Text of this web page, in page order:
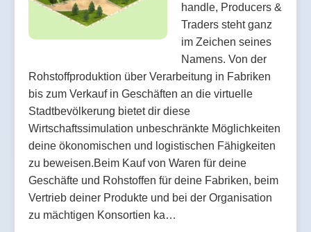
handle, Producers &
Traders steht ganz
im Zeichen seines
Namens. Von der
Rohstoffproduktion über Verarbeitung in Fabriken
bis zum Verkauf in Geschäften an die virtuelle
Stadtbevölkerung bietet dir diese
Wirtschaftssimulation unbeschränkte Möglichkeiten
deine ökonomischen und logistischen Fähigkeiten
zu beweisen.Beim Kauf von Waren für deine
Geschäfte und Rohstoffen für deine Fabriken, beim
Vertrieb deiner Produkte und bei der Organisation
zu mächtigen Konsortien ka…